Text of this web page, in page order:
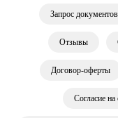
Запрос документов
Отзывы
Договор-оферты
Согласие